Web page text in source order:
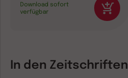
Download sofort
verfügbar
In den Zeitschriften